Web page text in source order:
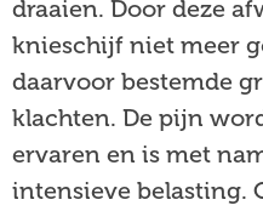
draaien. Door deze
knieschijf niet meer
daarvoor bestemde
klachten. De pijn
ervaren en is met
intensieve belasting.